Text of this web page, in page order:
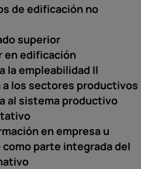
de edificación no
superior
en edificación
la empleabilidad II
los sectores productivos
al sistema productivo
en empresa u
parte integrada del